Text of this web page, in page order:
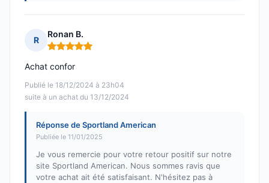
R
Ronan B.
Note : 5 sur 5
Publié le 18/12/2024 à 23h04
suite à un achat du 13/12/2024
Achat confor
Réponse de Sportland American
Publiée le 11/01/2025
Je vous remercie pour votre retour positif sur notre
site Sportland American. Nous sommes ravis que
votre achat ait été satisfaisant. N'hésitez pas à